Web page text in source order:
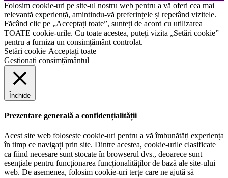
Folosim cookie-uri pe site-ul nostru web pentru a vă oferi cea mai
relevantă experiență, amintindu-vă preferințele și repetând vizitele.
Făcând clic pe „Acceptați toate”, sunteți de acord cu utilizarea
TOATE cookie-urile. Cu toate acestea, puteți vizita „Setări cookie”
pentru a furniza un consimțământ controlat.
Setări cookie Acceptați toate
Gestionați consimțământul
Închide
Prezentare generală a confidențialității
Acest site web folosește cookie-uri pentru a vă îmbunătăți experiența
în timp ce navigați prin site. Dintre acestea, cookie-urile clasificate
ca fiind necesare sunt stocate în browserul dvs., deoarece sunt
esențiale pentru funcționarea funcționalităților de bază ale site-ului
web. De asemenea, folosim cookie-uri terțe care ne ajută să